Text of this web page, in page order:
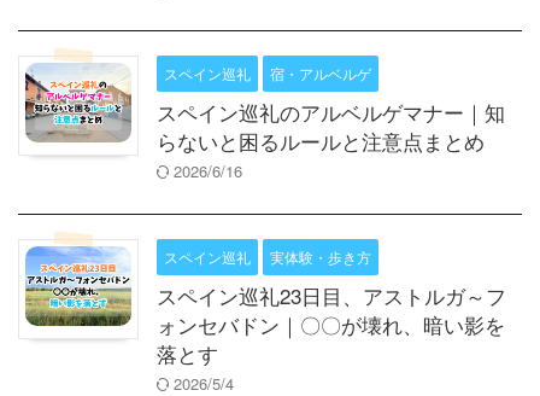
スペイン巡礼 宿・アルベルゲ
スペイン巡礼のアルベルゲマナー｜知
らないと困るルールと注意点まとめ
2026/6/16
スペイン巡礼 実体験・歩き方
スペイン巡礼23日目、アストルガ～フ
ォンセバドン｜〇〇が壊れ、暗い影を
落とす
2026/5/4